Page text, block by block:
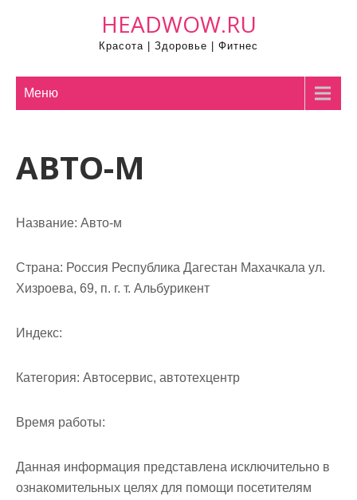
HEADWOW.RU
Красота | Здоровье | Фитнес
Меню
АВТО-М
Название: Авто-м
Страна: Россия Республика Дагестан Махачкала ул.
Хизроева, 69, п. г. т. Альбурикент
Индекс:
Категория: Автосервис, автотехцентр
Время работы:
Данная информация представлена исключительно в
ознакомительных целях для помощи посетителям